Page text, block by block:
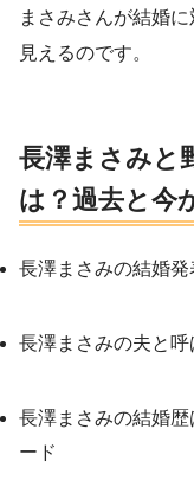
まさみさんが結婚
見えるのです。
長澤まさみと
は？過去と今
長澤まさみの結婚
長澤まさみの夫と
長澤まさみの結婚
ード